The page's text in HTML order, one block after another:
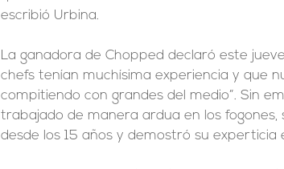
escribió Urbina.
La ganadora de Chopped declaró este
chefs tenían muchísima experiencia y que
compitiendo con grandes del medio”. Sin
trabajado de manera ardua en los fogones,
desde los 15 años y demostró su experticia